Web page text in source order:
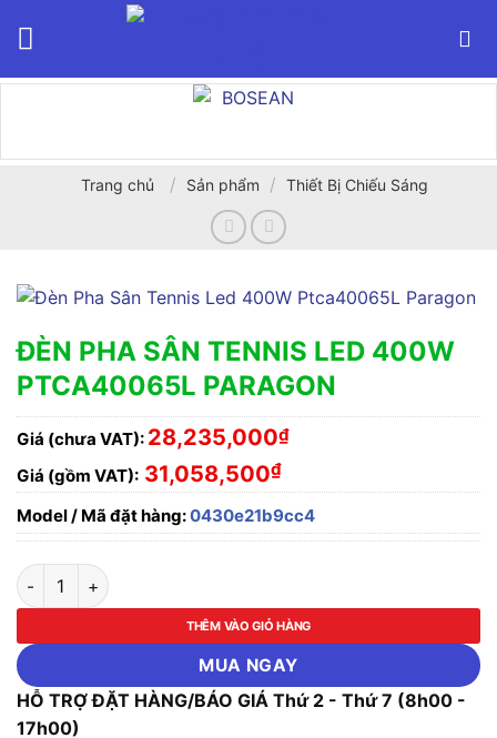
Trang chủ / Sản phẩm / Thiết Bị Chiếu Sáng
ĐÈN PHA SÂN TENNIS LED 400W
PTCA40065L PARAGON
Giá (chưa VAT): 28,235,000₫
Giá (gồm VAT): 31,058,500₫
Model / Mã đặt hàng:0430e21b9cc4
ĐÈN PHA SÂN TENNIS LED 400W PTCA40065L PARAGON
THÊM VÀO GIỎ HÀNG
MUA NGAY
HỖ TRỢ ĐẶT HÀNG/BÁO GIÁ Thứ 2 - Thứ 7 (8h00 -
17h00)